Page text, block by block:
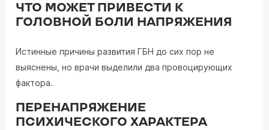
ЧТО МОЖЕТ ПРИВЕСТИ К
ГОЛОВНОЙ БОЛИ НАПРЯЖЕНИЯ
Истинные причины развития ГБН до сих пор не
выяснены, но врачи выделили два провоцирующих
фактора.
ПЕРЕНАПРЯЖЕНИЕ
ПСИХИЧЕСКОГО ХАРАКТЕРА